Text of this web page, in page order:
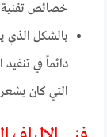
خصائص تقنية
بالشكل الذي
دائماً في
التي كان يشعر